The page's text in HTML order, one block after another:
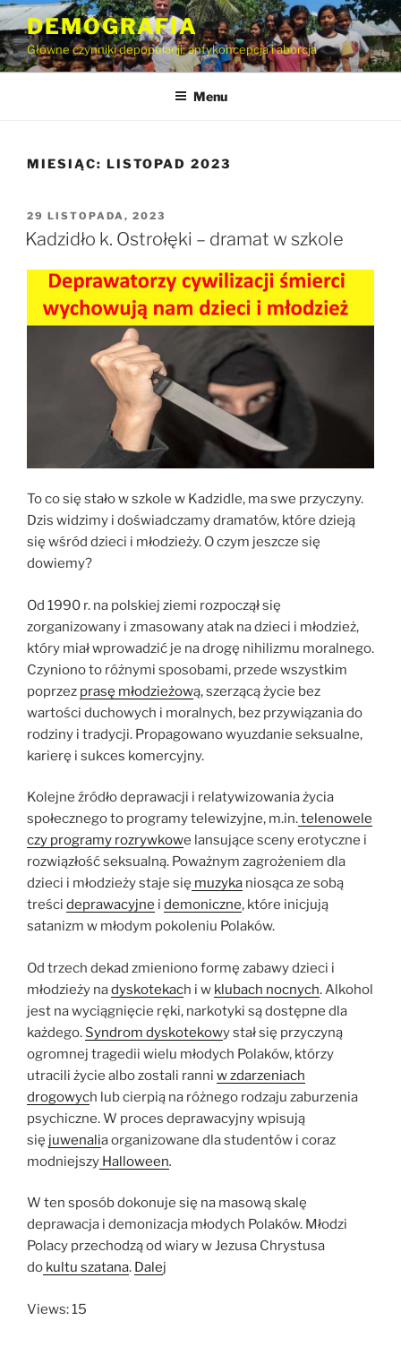
Przejdź
do
treści
DEMOGRAFIA
Główne czynniki depopulacji: antykoncepcja i aborcja
Menu
MIESIĄC: LISTOPAD 2023
OPUBLIKOWANE
W
29 LISTOPADA, 2023
Kadzidło k. Ostrołęki – dramat w szkole
To co się stało w szkole w Kadzidle, ma swe przyczyny.
Dzis widzimy i doświadczamy dramatów, które dzieją
się wśród dzieci i młodzieży. O czym jeszcze się
dowiemy?
Od 1990 r. na polskiej ziemi rozpoczął się
zorganizowany i zmasowany atak na dzieci i młodzież,
który miał wprowadzić je na drogę nihilizmu moralnego.
Czyniono to różnymi sposobami, przede wszystkim
poprzez prasę młodzieżową, szerzącą życie bez
wartości duchowych i moralnych, bez przywiązania do
rodziny i tradycji. Propagowano wyuzdanie seksualne,
karierę i sukces komercyjny.
Kolejne źródło deprawacji i relatywizowania życia
społecznego to programy telewizyjne, m.in.telenowele
czy programy rozrywkowe lansujące sceny erotyczne i
rozwiązłość seksualną. Poważnym zagrożeniem dla
dzieci i młodzieży staje się muzyka niosąca ze sobą
treści deprawacyjne i demoniczne, które inicjują
satanizm w młodym pokoleniu Polaków.
Od trzech dekad zmieniono formę zabawy dzieci i
młodzieży nadyskotekach i w klubach nocnych. Alkohol
jest na wyciągnięcie ręki, narkotyki są dostępne dla
każdego. Syndrom dyskotekowy stał się przyczyną
ogromnej tragedii wielu młodych Polaków, którzy
utracili życie albo zostali ranni w zdarzeniach
drogowych lub cierpią na różnego rodzaju zaburzenia
psychiczne. W proces deprawacyjny wpisują
się juwenalia organizowane dla studentów i coraz
modniejszy Halloween.
W ten sposób dokonuje się na masową skalę
deprawacja i demonizacja młodych Polaków. Młodzi
Polacy przechodzą od wiary w Jezusa Chrystusa
do kultu szatana. Dalej
Views: 15